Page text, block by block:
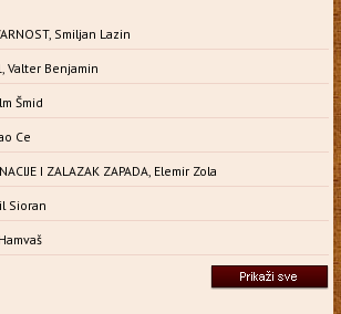
Smiljan Lazin
Valter Benjamin
Šmid
Ce
I ZALAZAK ZAPADA, Elemir Zola
Sioran